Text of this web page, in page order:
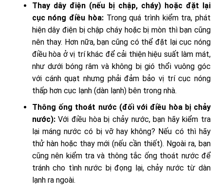
Thay dây điện (nếu bị chập, cháy) hoặc đặt lại
cục nóng điều hòa: Trong quá trình kiểm tra, phát
hiện dây điện bị chập cháy hoặc bị mòn thì bạn cũng
nên thay. Hơn nữa, bạn cũng có thể đặt lại cục nóng
điều hòa ở vị trí khác để cải thiện hiệu suất làm mát,
như dưới bóng râm và không bị gió thổi vuông góc
với cánh quạt nhưng phải đảm bảo vị trí cục nóng
thấp hơn cục lạnh (dàn lạnh) bên trong nhà.
Thông ống thoát nước (đối với điều hòa bị chảy
nước):Với điều hòa bị chảy nước, bạn hãy kiểm tra
lại máng nước có bị vỡ hay không? Nếu có thì hãy
thử hàn hoặc thay mới (nếu cần thiết). Ngoài ra, bạn
cũng nên kiểm tra và thông tắc ống thoát nước để
tránh cho tình nước bị đọng lại, chảy nước từ dàn
lạnh ra ngoài.